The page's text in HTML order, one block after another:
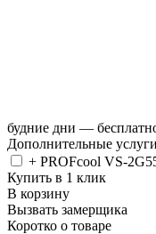
будние дни —
Дополнительные услуги
+ PROFcool VS-
Купить в 1 клик
В корзину
Вызвать замерщика
Коротко о товаре